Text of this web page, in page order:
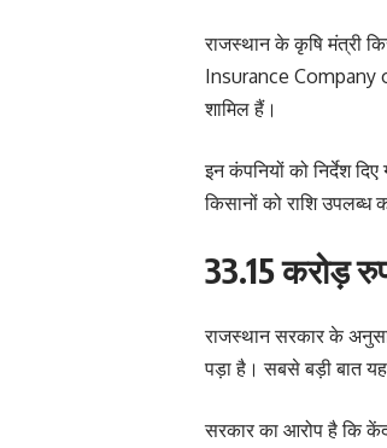
राजस्थान के कृषि मंत्री
Insurance Company
शामिल हैं।
इन कंपनियों को निर्देश
किसानों को राशि उपलब्ध
33.15 करोड़
राजस्थान सरकार के
पड़ा है। सबसे बड़ी बात
सरकार का आरोप है कि